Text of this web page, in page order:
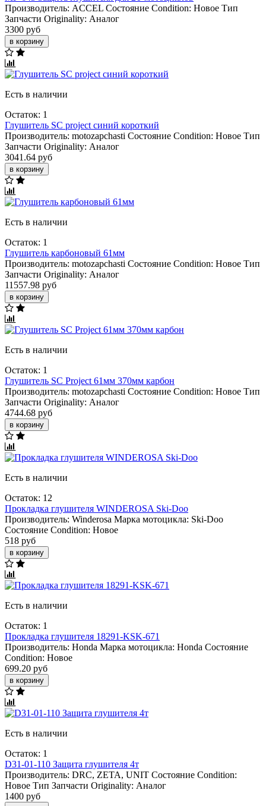
Производитель: ACCEL Состояние Condition: Новое Тип
Запчасти Originality: Аналог
3300 руб
в корзину
Есть в наличии
Остаток: 1
Глушитель SC project синий короткий
Производитель: motozapchasti Состояние Condition: Новое Тип
Запчасти Originality: Аналог
3041.64 руб
в корзину
Есть в наличии
Остаток: 1
Глушитель карбоновый 61мм
Производитель: motozapchasti Состояние Condition: Новое Тип
Запчасти Originality: Аналог
11557.98 руб
в корзину
Есть в наличии
Остаток: 1
Глушитель SC Project 61мм 370мм карбон
Производитель: motozapchasti Состояние Condition: Новое Тип
Запчасти Originality: Аналог
4744.68 руб
в корзину
Есть в наличии
Остаток: 12
Прокладка глушителя WINDEROSA Ski-Doo
Производитель: Winderosa Марка мотоцикла: Ski-Doo
Состояние Condition: Новое
518 руб
в корзину
Есть в наличии
Остаток: 1
Прокладка глушителя 18291-KSK-671
Производитель: Honda Марка мотоцикла: Honda Состояние
Condition: Новое
699.20 руб
в корзину
Есть в наличии
Остаток: 1
D31-01-110 Защита глушителя 4т
Производитель: DRC, ZETA, UNIT Состояние Condition:
Новое Тип Запчасти Originality: Аналог
1400 руб